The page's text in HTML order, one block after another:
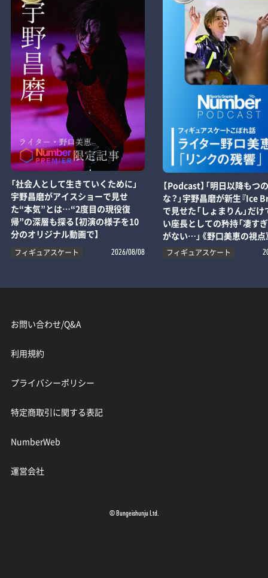
「社会人として生きていくために」
宇野昌磨がアイスショーで見せ
た“本気”とは…“2度目の現役復
帰”の深層も探る【初演の様子を10
分のオリジナル動画で】
フィギュアスケート 2026/08/08
【Podcast】「明日以降もつ
な？」宇野昌磨が新生『Ice
で見せた「しょまりん」だ
い座長としての矜持「凄す
がない…」《野口美恵の視点
フィギュアスケート
お問い合わせ/Q&A
利用規約
プライバシーポリシー
特定商取引に関する表記
NumberWeb
運営会社
© Bungeishunju Ltd.